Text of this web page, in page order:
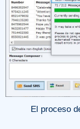
El proceso